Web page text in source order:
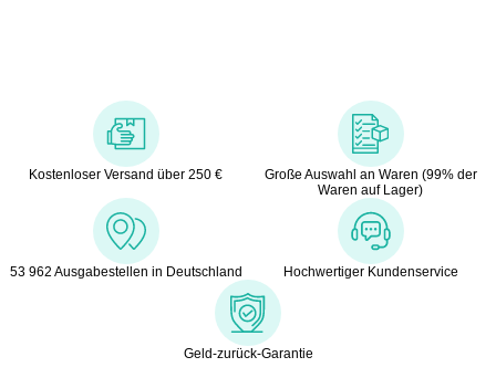
Kostenloser Versand über 250 €
Große Auswahl an Waren (99% der
Waren auf Lager)
53 962 Ausgabestellen in Deutschland Hochwertiger Kundenservice
Geld-zurück-Garantie